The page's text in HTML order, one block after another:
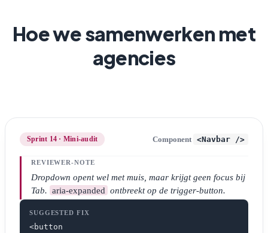
Hoe we samenwerken met
agencies
Sprint 14 · Mini-audit Component <Navbar />
REVIEWER-NOTE
Dropdown opent wel met muis, maar krijgt geen focus bij
Tab. aria-expanded ontbreekt op de trigger-button.
SUGGESTED FIX
<button